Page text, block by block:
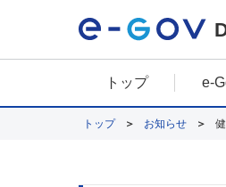
トップ e-
トップ お知らせ